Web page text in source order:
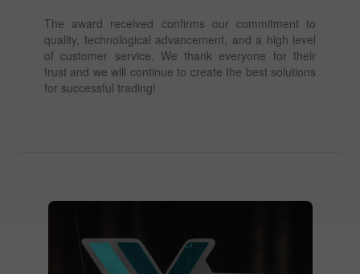
The award received confirms our commitment to
quality, technological advancement, and a high level
of customer service. We thank everyone for their
trust and we will continue to create the best solutions
for successful trading!